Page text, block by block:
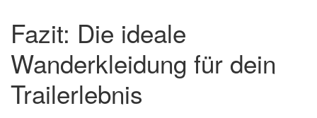
Fazit: Die ideale
Wanderkleidung für dein
Trailerlebnis